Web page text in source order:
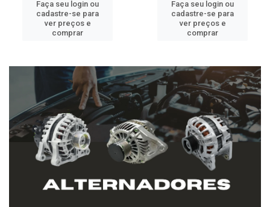
Faça seu login ou
cadastre-se para
ver preços e
comprar
Faça seu login ou
cadastre-se para
ver preços e
comprar